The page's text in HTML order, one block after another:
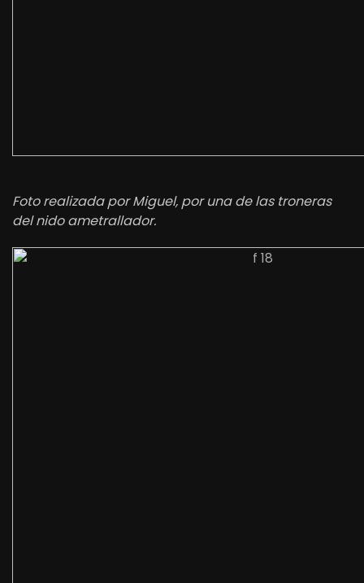
Foto realizada por Miguel, por una de las troneras
del nido ametrallador.